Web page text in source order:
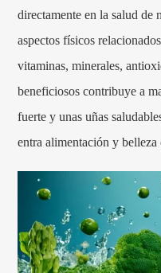
directamente en la salud de
aspectos físicos
vitaminas, minerales,
beneficiosos contribuye a
fuerte y unas uñas
entra alimentación y belleza